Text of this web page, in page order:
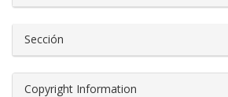
Sección
Copyright Information